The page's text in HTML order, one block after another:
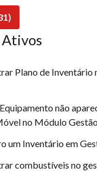
Ativos
Plano de Inventário
não
no Módulo
um Inventário em
combustíveis no